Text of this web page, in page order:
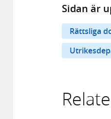
Sidan är
Rättsliga